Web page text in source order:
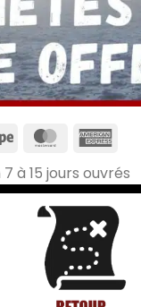
à 15 jours ouvrés